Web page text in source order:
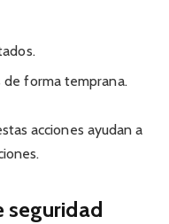
forma temprana.
acciones ayudan a
seguridad